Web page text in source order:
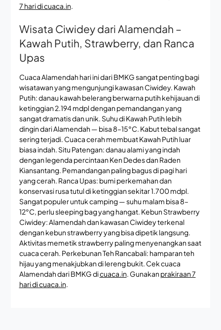
7 hari di cuaca.in.
Wisata Ciwidey dari Alamendah –
Kawah Putih, Strawberry, dan Ranca
Upas
Cuaca Alamendah hari ini dari BMKG sangat penting bagi
wisatawan yang mengunjungi kawasan Ciwidey. Kawah
Putih: danau kawah belerang berwarna putih kehijauan di
ketinggian 2.194 mdpl dengan pemandangan yang
sangat dramatis dan unik. Suhu di Kawah Putih lebih
dingin dari Alamendah — bisa 8–15°C. Kabut tebal sangat
sering terjadi. Cuaca cerah membuat Kawah Putih luar
biasa indah. Situ Patengan: danau alami yang indah
dengan legenda percintaan Ken Dedes dan Raden
Kiansantang. Pemandangan paling bagus di pagi hari
yang cerah. Ranca Upas: bumi perkemahan dan
konservasi rusa tutul di ketinggian sekitar 1.700 mdpl.
Sangat populer untuk camping — suhu malam bisa 8–
12°C, perlu sleeping bag yang hangat. Kebun Strawberry
Ciwidey: Alamendah dan kawasan Ciwidey terkenal
dengan kebun strawberry yang bisa dipetik langsung.
Aktivitas memetik strawberry paling menyenangkan saat
cuaca cerah. Perkebunan Teh Rancabali: hamparan teh
hijau yang menakjubkan di lereng bukit. Cek cuaca
Alamendah dari BMKG dicuaca.in. Gunakanprakiraan 7
hari di cuaca.in.